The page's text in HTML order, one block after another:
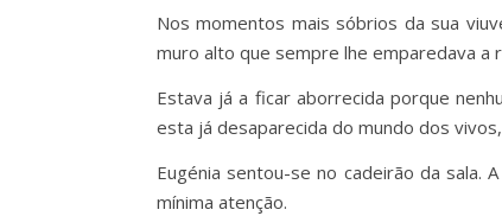
Nos momentos mais sóbrios da sua
muro alto que sempre lhe emparedava
Estava já a ficar aborrecida porque
esta já desaparecida do mundo dos
Eugénia sentou-se no cadeirão da sala.
mínima atenção.